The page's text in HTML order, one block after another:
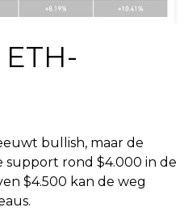
bullish, maar de
rond $4.000 in de
$4.500 kan de weg